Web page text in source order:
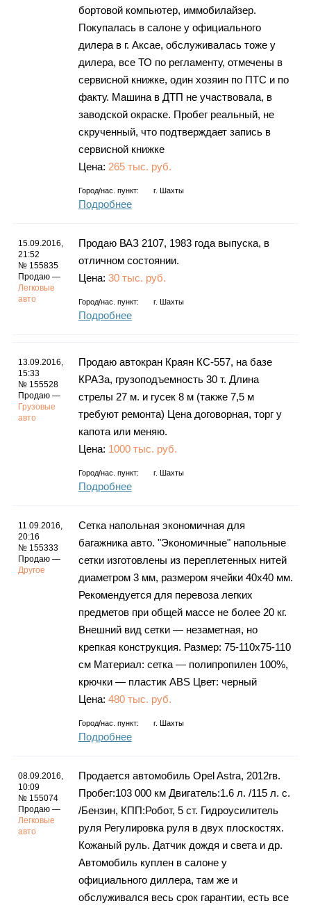
бортовой компьютер, иммобилайзер.
Покупалась в салоне у официального
дилера в г. Аксае, обслуживалась тоже у
дилера, все ТО по регламенту, отмечены в
сервисной книжке, один хозяин по ПТС и по
факту. Машина в ДТП не участвовала, в
заводской окраске. Пробег реальный, не
скрученный, что подтверждает запись в
сервисной книжке
Цена: 265 тыс. руб.
Город/нас. пункт: г. Шахты
Подробнее
15.09.2016,
21:52
№ 155835
Продаю —
Легковые
авто
Продаю ВАЗ 2107, 1983 года выпуска, в
отличном состоянии.
Цена: 30 тыс. руб.
Город/нас. пункт: г. Шахты
Подробнее
13.09.2016,
15:33
№ 155528
Продаю —
Грузовые
авто
Продаю автокран Краян КС-557, на базе
КРАЗа, грузоподъемность 30 т. Длина
стрелы 27 м. и гусек 8 м (также 7,5 м
требуют ремонта) Цена договорная, торг у
капота или меняю.
Цена: 1000 тыс. руб.
Город/нас. пункт: г. Шахты
Подробнее
11.09.2016,
20:16
№ 155333
Продаю —
Другое
Сетка напольная экономичная для
багажника авто. "Экономичные" напольные
сетки изготовлены из переплетенных нитей
диаметром 3 мм, размером ячейки 40х40 мм.
Рекомендуется для перевоза легких
предметов при общей массе не более 20 кг.
Внешний вид сетки — незаметная, но
крепкая конструкция. Размер: 75-110х75-110
см Материал: сетка — полипропилен 100%,
крючки — пластик ABS Цвет: черный
Цена: 480 тыс. руб.
Город/нас. пункт: г. Шахты
Подробнее
08.09.2016,
10:09
№ 155074
Продаю —
Легковые
авто
Продается автомобиль Opel Astra, 2012гв.
Пробег:103 000 км Двигатель:1.6 л. /115 л. c.
/Бензин, КПП:Робот, 5 ст. Гидроусилитель
руля Регулировка руля в двух плоскостях.
Кожаный руль. Датчик дождя и света и др.
Автомобиль куплен в салоне у
официального диллера, там же и
обслуживался весь срок гарантии, есть все